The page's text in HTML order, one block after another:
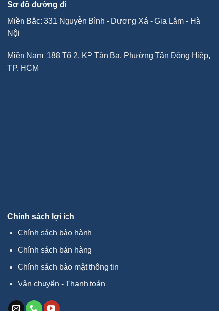
Sơ đồ đường đi
Miền Bắc: 331 Nguyễn Bình - Dương Xá - Gia Lâm - Hà
Nội
Miền Nam: 188 Tổ 2, KP Tân Ba, Phường Tân Đông Hiệp,
TP. HCM
Chính sách lợi ích
Chính sách bảo hành
Chính sách bán hàng
Chính sách bảo mật thông tin
Vận chuyển - Thanh toán